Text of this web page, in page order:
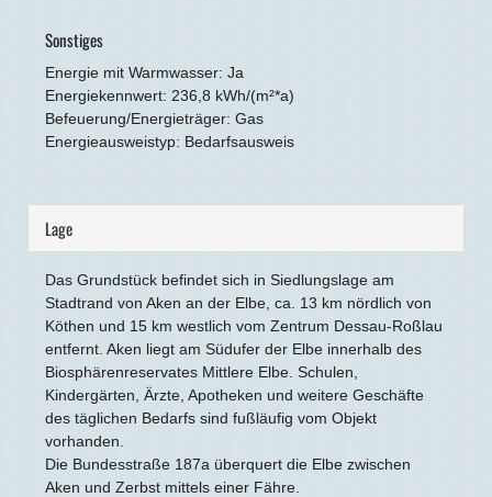
Sonstiges
Energie mit Warmwasser: Ja
Energiekennwert: 236,8 kWh/(m²*a)
Befeuerung/Energieträger: Gas
Energieausweistyp: Bedarfsausweis
Lage
Das Grundstück befindet sich in Siedlungslage am
Stadtrand von Aken an der Elbe, ca. 13 km nördlich von
Köthen und 15 km westlich vom Zentrum Dessau-Roßlau
entfernt. Aken liegt am Südufer der Elbe innerhalb des
Biosphärenreservates Mittlere Elbe. Schulen,
Kindergärten, Ärzte, Apotheken und weitere Geschäfte
des täglichen Bedarfs sind fußläufig vom Objekt
vorhanden.
Die Bundesstraße 187a überquert die Elbe zwischen
Aken und Zerbst mittels einer Fähre.